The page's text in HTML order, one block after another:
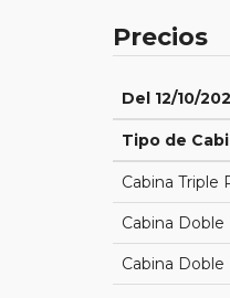
Precios
Del 12/10/
Tipo de
Cabina Triple
Cabina
Cabina